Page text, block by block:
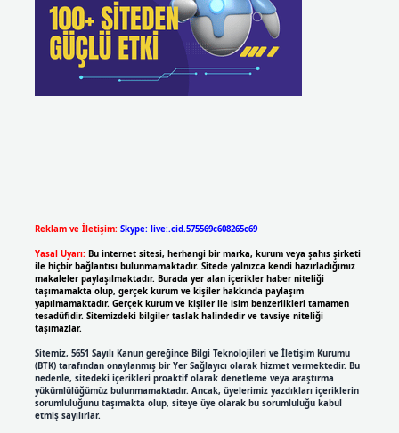
Reklam ve İletişim: Skype: live:.cid.575569c608265c69
Yasal Uyarı: Bu internet sitesi, herhangi bir marka, kurum veya şahıs şirketi
ile hiçbir bağlantısı bulunmamaktadır. Sitede yalnızca kendi hazırladığımız
makaleler paylaşılmaktadır. Burada yer alan içerikler haber niteliği
taşımamakta olup, gerçek kurum ve kişiler hakkında paylaşım
yapılmamaktadır. Gerçek kurum ve kişiler ile isim benzerlikleri tamamen
tesadüfidir. Sitemizdeki bilgiler taslak halindedir ve tavsiye niteliği
taşımazlar.
Sitemiz, 5651 Sayılı Kanun gereğince Bilgi Teknolojileri ve İletişim Kurumu
(BTK) tarafından onaylanmış bir Yer Sağlayıcı olarak hizmet vermektedir. Bu
nedenle, sitedeki içerikleri proaktif olarak denetleme veya araştırma
yükümlülüğümüz bulunmamaktadır. Ancak, üyelerimiz yazdıkları içeriklerin
sorumluluğunu taşımakta olup, siteye üye olarak bu sorumluluğu kabul
etmiş sayılırlar.